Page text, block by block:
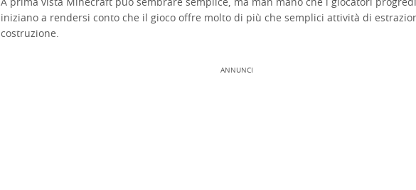
A prima vista Minecraft può sembrare semplice, ma man mano che i giocatori
iniziano a rendersi conto che il gioco offre molto di più che semplici attività di
costruzione.
ANNUNCI